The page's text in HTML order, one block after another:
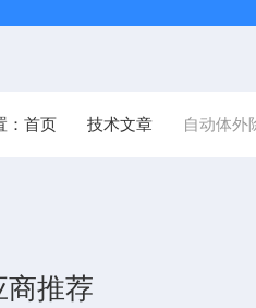
首页 技术文章 自动体外
商推荐